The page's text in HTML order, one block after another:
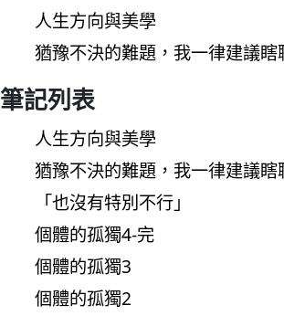
人生方向與美學
猶豫不決的難題，我一律建議瞎
筆記列表
人生方向與美學
猶豫不決的難題，我一律建議瞎
「也沒有特別不行」
個體的孤獨4-完
個體的孤獨3
個體的孤獨2